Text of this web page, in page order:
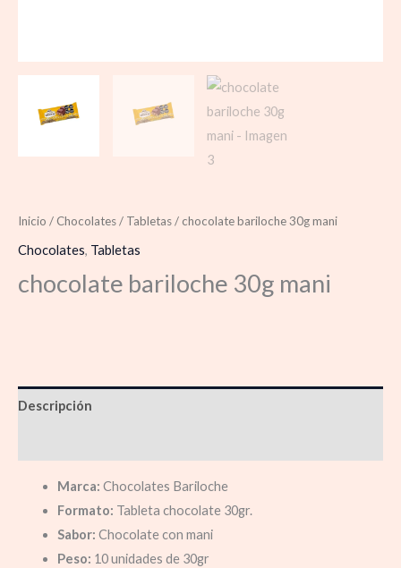
Inicio / Chocolates/ Tabletas/ chocolate bariloche 30g mani
Chocolates, Tabletas
chocolate bariloche 30g mani
Descripción
Marca: Chocolates Bariloche
Formato: Tableta chocolate 30gr.
Sabor: Chocolate con mani
Peso: 10 unidades de 30gr